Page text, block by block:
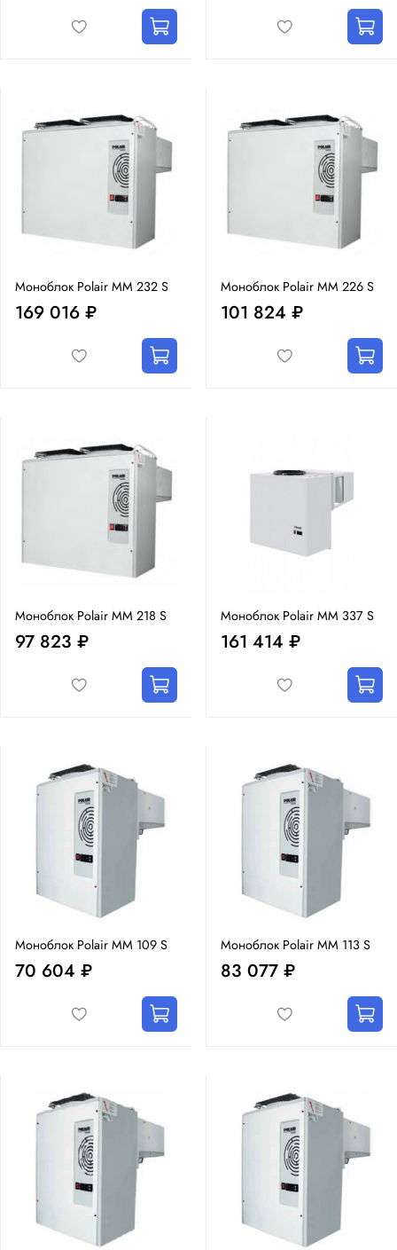
Моноблок Polair MM 232 S
169 016 ₽
Моноблок Polair MM 226 S
101 824 ₽
Моноблок Polair MM 218 S
97 823 ₽
Моноблок Polair MM 337 S
161 414 ₽
Моноблок Polair MM 109 S
70 604 ₽
Моноблок Polair MM 113 S
83 077 ₽